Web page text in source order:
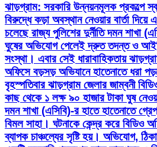
ঝাড়গ্রাম: সরকারি উন্নয়নমূলক প্রকল্পে
বিরুদ্ধে কড়া অবস্থান নেওয়ার বার্তা
চলেছে রাজ্য পুলিশের দুর্নীতি দমন শাখা
ঘুষের অভিযোগ পেলেই দ্রুত তদন্ত ও
সংস্থা। এবার সেই ধারাবাহিকতায়
অফিসে বড়সড় অভিযানে হাতেনাতে ধরা
বৃহস্পতিবার ঝাড়গ্রাম জেলার জাম্বনী
কাছ থেকে ১ লক্ষ ৯০ হাজার টাকা ঘুষ
দমন শাখা (এসিবি)-র হাতে হাতেনাতে
বিমল সাহা। ঘটনাকে কেন্দ্র করে বিডিও
ব্যাপক চাঞ্চল্যের সৃষ্টি হয়। অভিযোগ,